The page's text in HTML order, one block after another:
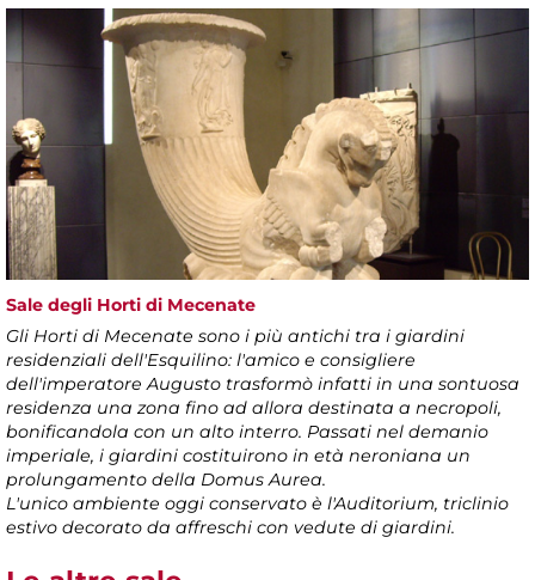
Sale degli Horti di Mecenate
Gli Horti di Mecenate sono i più antichi tra i giardini
residenziali dell'Esquilino: l'amico e consigliere
dell'imperatore Augusto trasformò infatti in una sontuosa
residenza una zona fino ad allora destinata a necropoli,
bonificandola con un alto interro. Passati nel demanio
imperiale, i giardini costituirono in età neroniana un
prolungamento della Domus Aurea.
L'unico ambiente oggi conservato è l'Auditorium, triclinio
estivo decorato da affreschi con vedute di giardini.